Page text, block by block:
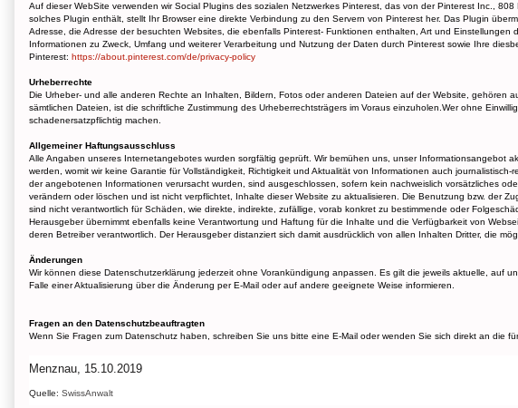
Auf dieser WebSite verwenden wir Social Plugins des sozialen Netzwerkes Pinterest, das von der Pinterest Inc.,
solches Plugin enthält, stellt Ihr Browser eine direkte Verbindung zu den Servern von Pinterest her. Das Plugin
Adresse, die Adresse der besuchten Websites, die ebenfalls Pinterest- Funktionen enthalten, Art und
Informationen zu Zweck, Umfang und weiterer Verarbeitung und Nutzung der Daten durch Pinterest sowie Ihre
Pinterest: https://about.pinterest.com/de/privacy-policy
Urheberrechte
Die Urheber- und alle anderen Rechte an Inhalten, Bildern, Fotos oder anderen Dateien auf der Website,
sämtlichen Dateien, ist die schriftliche Zustimmung des Urheberrechtsträgers im Voraus einzuholen.Wer ohne
schadenersatzpflichtig machen.
Allgemeiner Haftungsausschluss
Alle Angaben unseres Internetangebotes wurden sorgfältig geprüft. Wir bemühen uns, unser Informationsangebot
werden, womit wir keine Garantie für Vollständigkeit, Richtigkeit und Aktualität von Informationen auch
der angebotenen Informationen verursacht wurden, sind ausgeschlossen, sofern kein nachweislich vorsätzliches
verändern oder löschen und ist nicht verpflichtet, Inhalte dieser Website zu aktualisieren. Die Benutzung bzw. der
sind nicht verantwortlich für Schäden, wie direkte, indirekte, zufällige, vorab konkret zu bestimmende oder
Herausgeber übernimmt ebenfalls keine Verantwortung und Haftung für die Inhalte und die Verfügbarkeit von
deren Betreiber verantwortlich. Der Herausgeber distanziert sich damit ausdrücklich von allen Inhalten Dritter, die
Änderungen
Wir können diese Datenschutzerklärung jederzeit ohne Vorankündigung anpassen. Es gilt die jeweils aktuelle, auf
Falle einer Aktualisierung über die Änderung per E-Mail oder auf andere geeignete Weise informieren.
Fragen an den Datenschutzbeauftragten
Wenn Sie Fragen zum Datenschutz haben, schreiben Sie uns bitte eine E-Mail oder wenden Sie sich direkt an
Menznau, 15.10.2019
Quelle: SwissAnwalt